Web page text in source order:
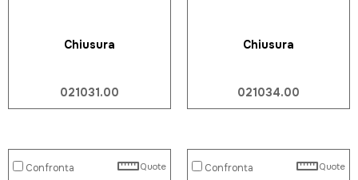
Chiusura
021031.00
Chiusura
021034.00
Confronta Quote Confronta Quote